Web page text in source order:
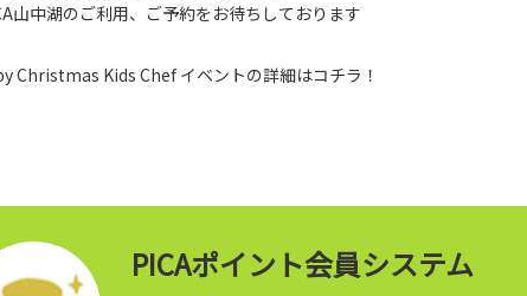
山中湖のご利用、ご予約をお待ちしております
Christmas Kids Chef イベントの詳細はコチラ！
PICAポイント会員システム